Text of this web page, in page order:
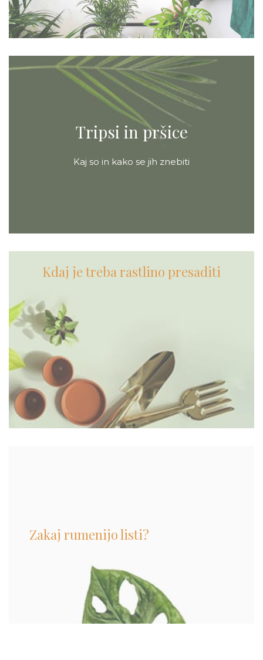
Tripsi in pršice
Kaj so in kako se jih znebiti
Kdaj je treba rastlino presaditi​
Zakaj rumenijo listi?